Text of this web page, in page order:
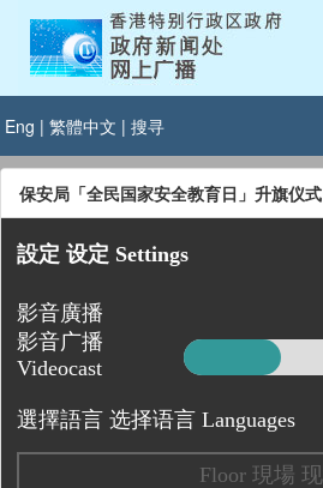
Eng | 繁體中文 | 搜寻
保安局「全民国家安全教育日」升旗仪式